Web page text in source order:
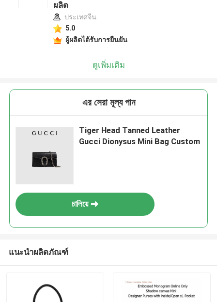
ผลิต
ประเทศจีน
5.0
ผู้ผลิตได้รับการยืนยัน
ดูเพิ่มเติม
এর সেরা মূল্য পান
Tiger Head Tanned Leather
Gucci Dionysus Mini Bag Custom
চালিয়ে
แนะนำผลิตภัณฑ์